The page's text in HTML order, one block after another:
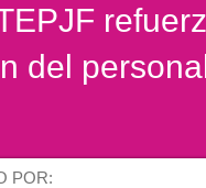
del
POR: